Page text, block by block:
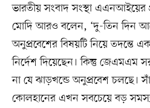
ভারতীয় সংবাদ সংস্থা এএনআইয়ের
মোদি আরও বলেন, ‘দু-তিন দিন
অনুপ্রবেশের বিষয়টি নিয়ে তদন্তে
নির্দেশ দিয়েছেন। কিন্তু জেএমএম
না যে ঝাড়খন্ডে অনুপ্রবেশ চলছে।
কোলহানের এখন সবচেয়ে বড় সমস্যা